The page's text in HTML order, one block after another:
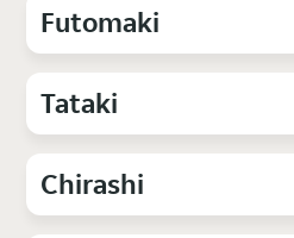
Futomaki
Tataki
Chirashi